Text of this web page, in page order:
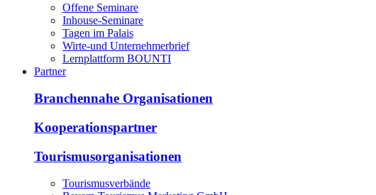
Offene Seminare
Inhouse-Seminare
Tagen im Palais
Wirte-und Unternehmerbrief
Lernplattform BOUNTI
Partner
Branchennahe Organisationen
Kooperationspartner
Tourismusorganisationen
Tourismusverbände